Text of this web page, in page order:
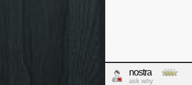
nostra
ask why